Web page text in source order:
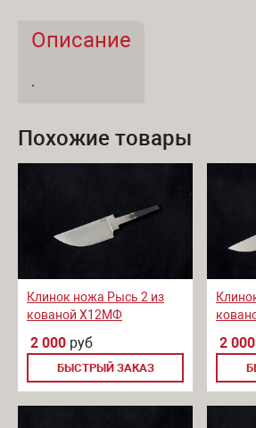
Описание и отзывы
Описание
.
Похожие товары
Клинок ножа Рысь 2 из
кованой Х12МФ
2 000 руб
БЫСТРЫЙ ЗАКАЗ
2 000